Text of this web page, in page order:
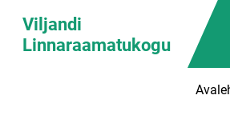
Viljandi
Linnaraamatukogu